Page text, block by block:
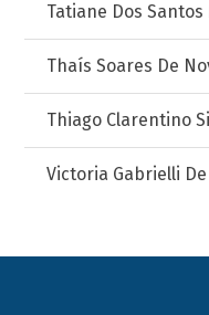
Tatiane Dos
Thaís Soares De
Thiago Clarentino
Victoria Gabrielli De